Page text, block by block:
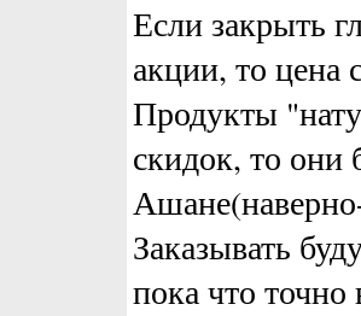
Если закрыть
акции, то цена
Продукты
скидок, то они
Заказывать
пока что точно